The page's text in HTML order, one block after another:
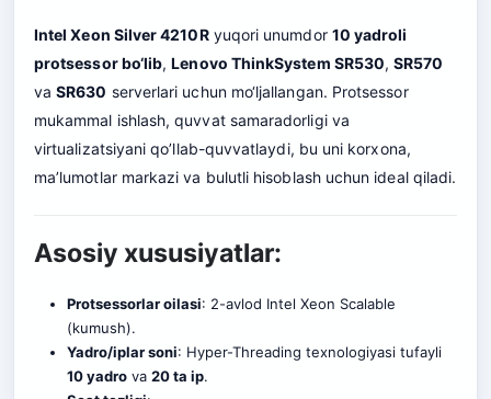
Intel Xeon Silver 4210Ryuqori unumdor 10 yadroli
protsessor bo‘lib,Lenovo ThinkSystem SR530,SR570
vaSR630 serverlari uchun mo‘ljallangan. Protsessor
mukammal ishlash, quvvat samaradorligi va
virtualizatsiyani qo’llab-quvvatlaydi, bu uni korxona,
ma’lumotlar markazi va bulutli hisoblash uchun ideal qiladi.
Asosiy xususiyatlar:
Protsessorlar oilasi: 2-avlod Intel Xeon Scalable
(kumush).
Yadro/iplar soni: Hyper-Threading texnologiyasi tufayli
10 yadrova 20 ta ip.